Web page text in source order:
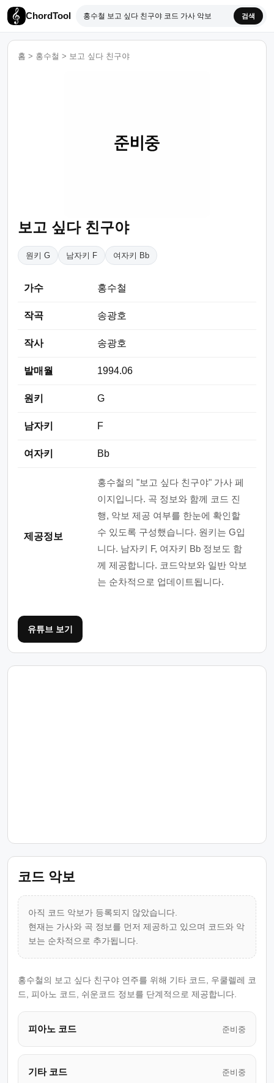
ChordTool 검색
홈 > 홍수철 > 보고 싶다 친구야
보고 싶다 친구야
원키 G 남자키 F 여자키 Bb
가수 홍수철
작곡 송광호
작사 송광호
발매월 1994.06
원키 G
남자키 F
여자키 Bb
제공정보
홍수철의 "보고 싶다 친구야" 가사 페
이지입니다. 곡 정보와 함께 코드 진
행, 악보 제공 여부를 한눈에 확인할
수 있도록 구성했습니다. 원키는 G입
니다. 남자키 F, 여자키 Bb 정보도 함
께 제공합니다. 코드악보와 일반 악보
는 순차적으로 업데이트됩니다.
유튜브 보기
코드 악보
아직 코드 악보가 등록되지 않았습니다.
현재는 가사와 곡 정보를 먼저 제공하고 있으며 코드와 악
보는 순차적으로 추가됩니다.
홍수철의 보고 싶다 친구야 연주를 위해 기타 코드, 우쿨렐레 코
드, 피아노 코드, 쉬운코드 정보를 단계적으로 제공합니다.
피아노 코드 준비중
기타 코드 준비중